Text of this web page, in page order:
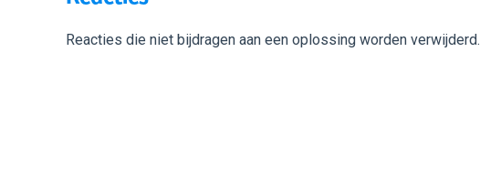
Reacties die niet bijdragen aan een oplossing worden verwijderd.